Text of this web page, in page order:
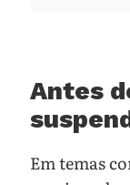
Antes
Em temas